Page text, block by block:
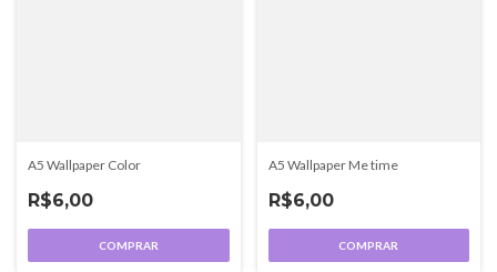
A5 Wallpaper Color
R$6,00
COMPRAR
A5 Wallpaper Me time
R$6,00
COMPRAR